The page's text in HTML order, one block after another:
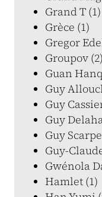
Grand T (1)
Grèce (1)
Gregor
Groupov (2)
Guan
Guy
Guy
Guy
Guy
Guy-
Gwénola
Hamlet (1)